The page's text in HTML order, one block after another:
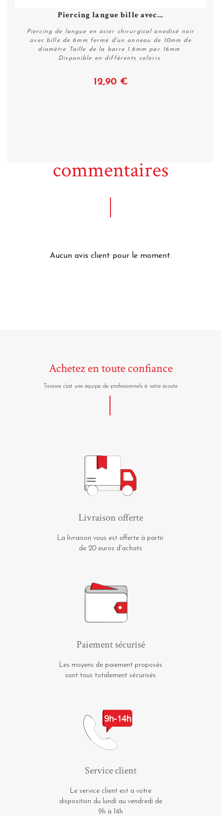
Piercing langue bille avec...
Piercing de langue en acier chirurgical anodisé noir
avec bille de 6mm fermé d'un anneau de 10mm de
diamètre Taille de la barre 1.6mm par 16mm
Disponible en différents coloris
12,90 €
commentaires
Aucun avis client pour le moment.
Achetez en toute confiance
Tarawa c'est une équipe de professionnels à votre écoute
Livraison offerte
La livraison vous est offerte à partir
de 20 euros d'achats
Paiement sécurisé
Les moyens de paiement proposés
sont tous totalement sécurisés
Service client
Le service client est a votre
disposition du lundi au vendredi de
9h à 14h